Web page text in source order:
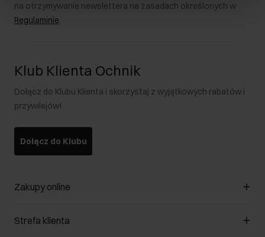
na otrzymywanie newslettera na zasadach określonych w
Regulaminie.
Klub Klienta Ochnik
Dołącz do Klubu Klienta i skorzystaj z wyjątkowych rabatów i
przywilejów!
Dołącz do Klubu
Zakupy online
Zarządzaj cookies
Strefa klienta